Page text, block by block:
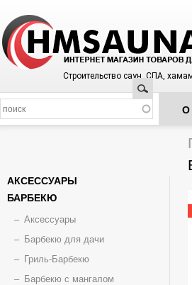
Строительство саун, СПА,
Поиск
О
АКСЕССУАРЫ
БАРБЕКЮ
Аксессуары
Барбекю для дачи
Гриль-Барбекю
Барбекю с мангалом